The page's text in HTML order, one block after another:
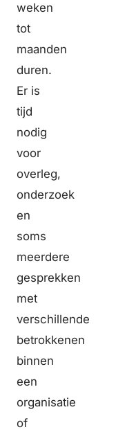
weken
tot
maanden
duren.
Er is
tijd
nodig
voor
overleg,
onderzoek
en
soms
meerdere
gesprekken
met
verschillende
betrokkenen
binnen
een
organisatie
of